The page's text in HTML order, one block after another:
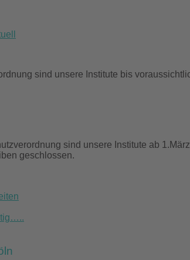
sind unsere Institute bis
sind unsere Institute ab
geschlossen.